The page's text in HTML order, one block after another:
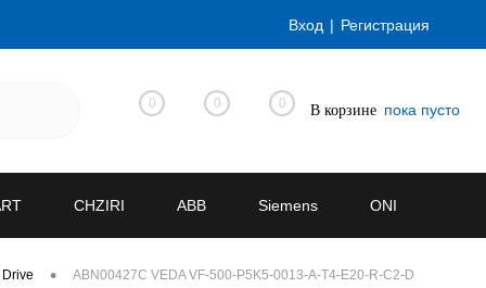
Вход Регистрация
0 0 0 В корзине пока пусто
CHZIRI ABB Siemens ONI
• ABN00427C VEDA VF-500-P5K5-0013-A-T4-E20-R-C2-D